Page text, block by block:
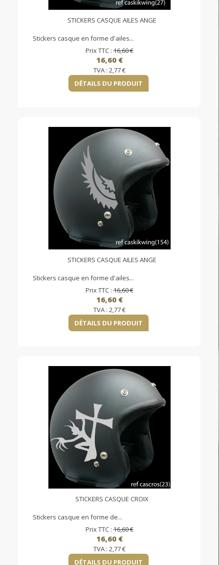
STICKERS CASQUE AILES ANGE
Stickers casque en forme d'ailes...
Prix TTC :16,60 €
16,60 €
TVA : 2,77 €
DÉTAILS DU PRODUIT
STICKERS CASQUE AILES ANGE
Stickers casque en forme d'ailes...
Prix TTC :16,60 €
16,60 €
TVA : 2,77 €
DÉTAILS DU PRODUIT
STICKERS CASQUE CROIX
Stickers casque en forme de...
Prix TTC :16,60 €
16,60 €
TVA : 2,77 €
DÉTAILS DU PRODUIT